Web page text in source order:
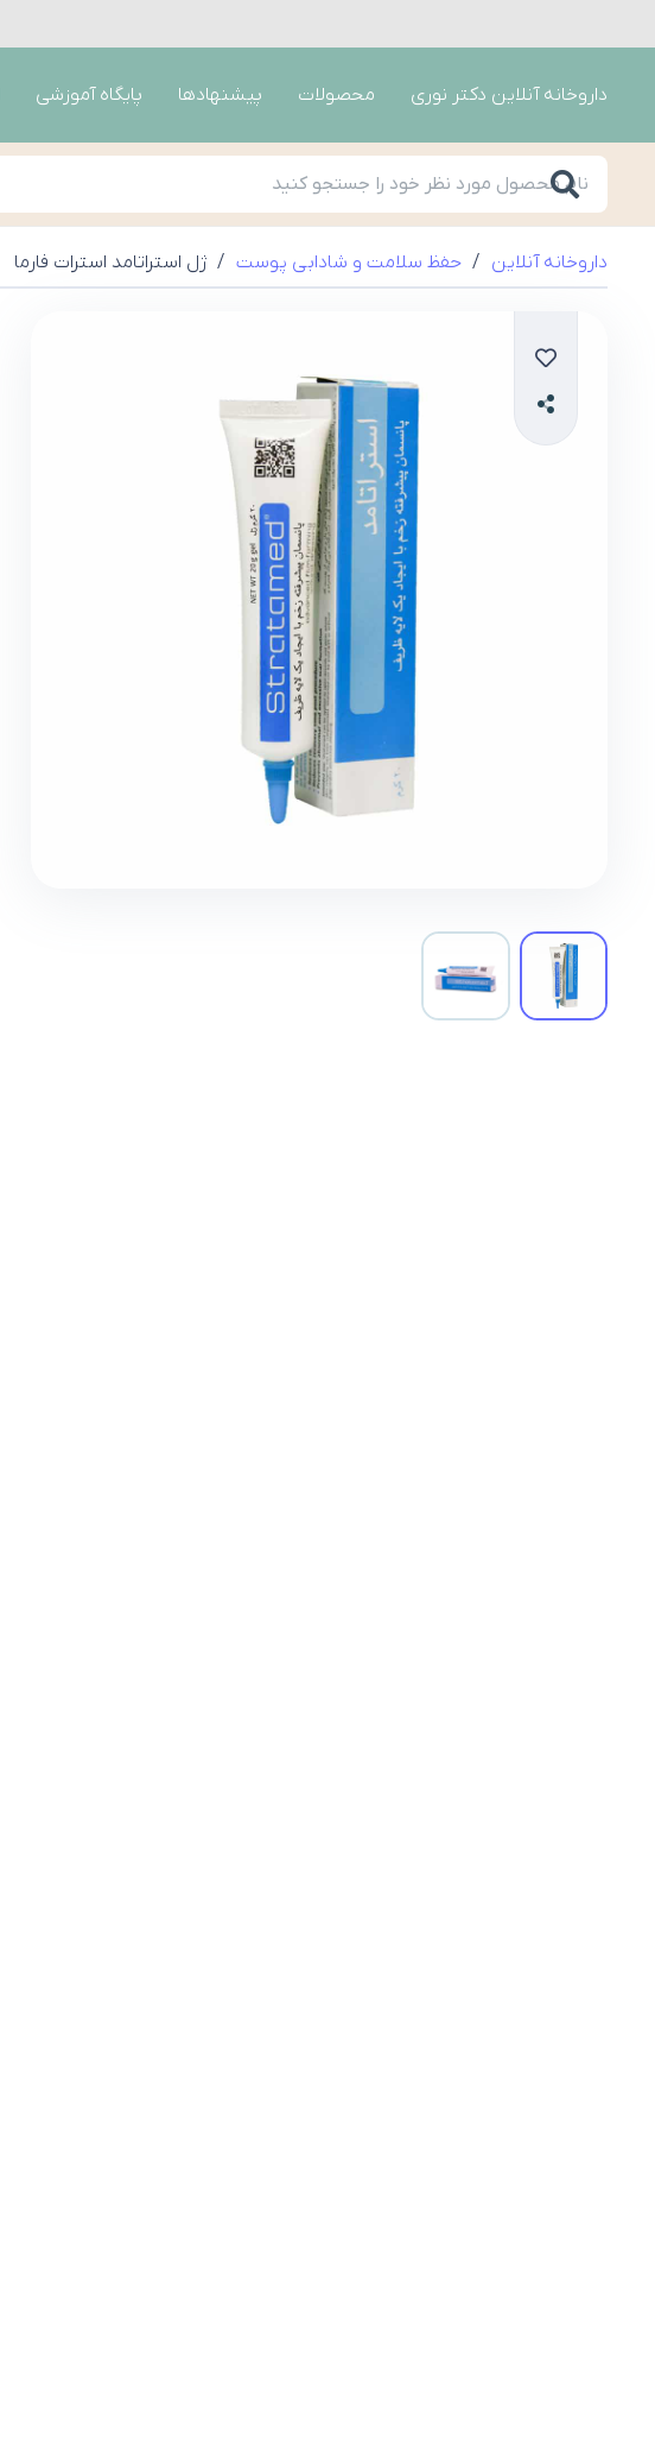
داروخانه آنلاین دکتر نوری محصولات پیشنهادها پایگاه آموزشی
داروخانه آنلاین / حفظ سلامت و شادابی پوست / ژل استراتامد استرات فارما